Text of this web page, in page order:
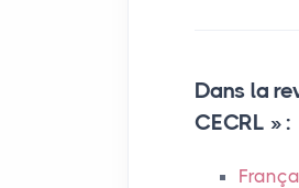
Dans la
CECRL » :